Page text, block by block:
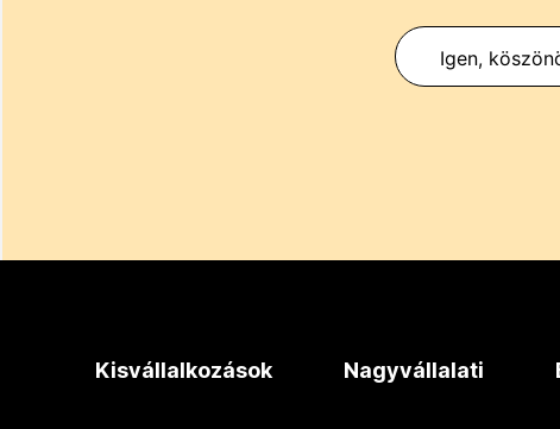
Igen,
Kisvállalkozások Nagyvállalati